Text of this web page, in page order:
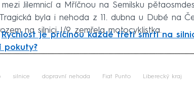
Jilemnicí a Mříčnou na Semilsku
byla i nehoda z 11. dubna u Dubé na
na silnici I/9 zemřela motocyklistka.
Rychlost je příčinou každé třetí smrti na
pokuty?
silnice dopravní nehoda Fiat Punto Liberecký kraj